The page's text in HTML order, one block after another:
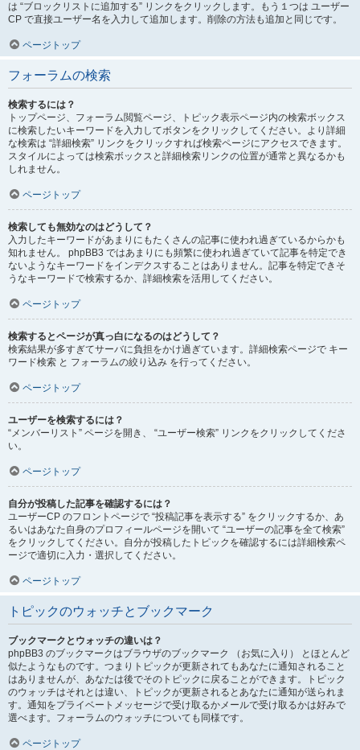
は “ブロックリストに追加する” リンクをクリックします。もう１つは ユーザー
CP で直接ユーザー名を入力して追加します。削除の方法も追加と同じです。
ページトップ
フォーラムの検索
検索するには？
トップページ、フォーラム閲覧ページ、トピック表示ページ内の検索ボックス
に検索したいキーワードを入力してボタンをクリックしてください。より詳細
な検索は “詳細検索” リンクをクリックすれば検索ページにアクセスできます。
スタイルによっては検索ボックスと詳細検索リンクの位置が通常と異なるかも
しれません。
ページトップ
検索しても無効なのはどうして？
入力したキーワードがあまりにもたくさんの記事に使われ過ぎているからかも
知れません。 phpBB3 ではあまりにも頻繁に使われ過ぎていて記事を特定でき
ないようなキーワードをインデクスすることはありません。記事を特定できそ
うなキーワードで検索するか、詳細検索を活用してください。
ページトップ
検索するとページが真っ白になるのはどうして？
検索結果が多すぎてサーバに負担をかけ過ぎています。詳細検索ページで キー
ワード検索 と フォーラムの絞り込み を行ってください。
ページトップ
ユーザーを検索するには？
“メンバーリスト” ページを開き、 “ユーザー検索” リンクをクリックしてくださ
い。
ページトップ
自分が投稿した記事を確認するには？
ユーザーCP のフロントページで “投稿記事を表示する” をクリックするか、あ
るいはあなた自身のプロフィールページを開いて “ユーザーの記事を全て検索”
をクリックしてください。自分が投稿したトピックを確認するには詳細検索ペ
ージで適切に入力・選択してください。
ページトップ
トピックのウォッチとブックマーク
ブックマークとウォッチの違いは？
phpBB3 のブックマークはブラウザのブックマーク （お気に入り） とほとんど
似たようなものです。つまりトピックが更新されてもあなたに通知されること
はありませんが、あなたは後でそのトピックに戻ることができます。トピック
のウォッチはそれとは違い、トピックが更新されるとあなたに通知が送られま
す。通知をプライベートメッセージで受け取るかメールで受け取るかは好みで
選べます。フォーラムのウォッチについても同様です。
ページトップ